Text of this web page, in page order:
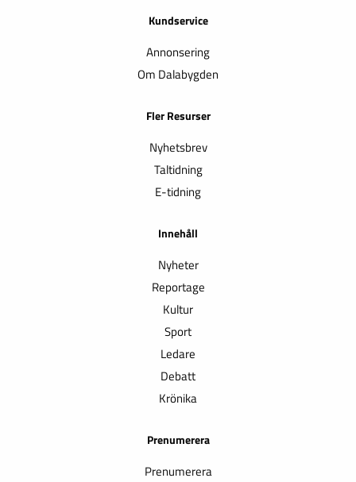
Kundservice
Annonsering
Om Dalabygden
Fler Resurser
Nyhetsbrev
Taltidning
E-tidning
Innehåll
Nyheter
Reportage
Kultur
Sport
Ledare
Debatt
Krönika
Prenumerera
Prenumerera